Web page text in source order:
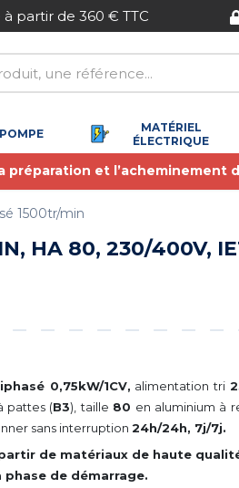
POMPE
MATÉRIEL
ÉLECTRIQUE
préparation et
1500tr/min
HA 80, 230/400V,
0,75kW/1CV, alimentation tri
pattes (B3), taille 80 en aluminium à
sans interruption24h/24h, 7j/7j.
de matériaux de haute
phase de démarrage.